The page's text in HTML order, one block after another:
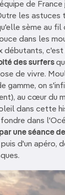
de France
les astuces
sème au fil
dans les
débutants, c'est
des surfers
de vivre.
gamme, on
au cœur du
dans cette
dans
une séance
puis d'un apéro,